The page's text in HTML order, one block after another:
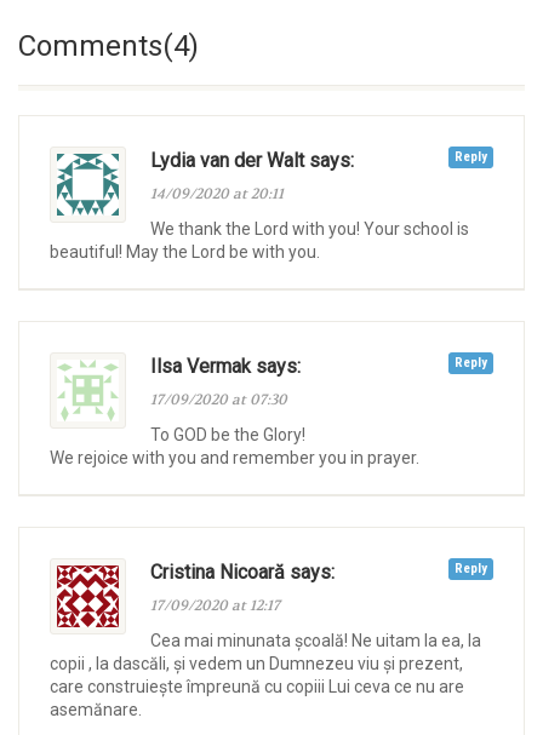
Comments(4)
Reply
Lydia van der Walt says:
14/09/2020 at 20:11
We thank the Lord with you! Your school is
beautiful! May the Lord be with you.
Reply
Ilsa Vermak says:
17/09/2020 at 07:30
To GOD be the Glory!
We rejoice with you and remember you in prayer.
Reply
Cristina Nicoară says:
17/09/2020 at 12:17
Cea mai minunata școală! Ne uitam la ea, la
copii , la dascăli, și vedem un Dumnezeu viu și prezent,
care construiește împreună cu copiii Lui ceva ce nu are
asemănare.